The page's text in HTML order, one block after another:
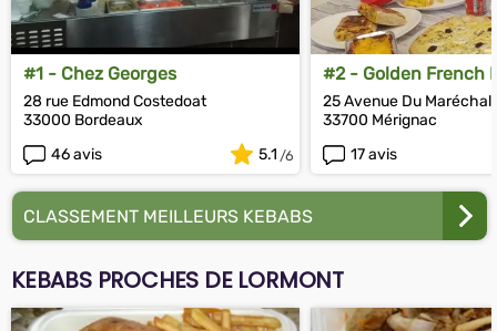
#1 - Chez Georges
28 rue Edmond Costedoat
33000 Bordeaux
46 avis
5.1
#2 - Golden French
25 Avenue Du Maréchal
33700 Mérignac
17 avis
CLASSEMENT MEILLEURS KEBABS
KEBABS PROCHES DE LORMONT